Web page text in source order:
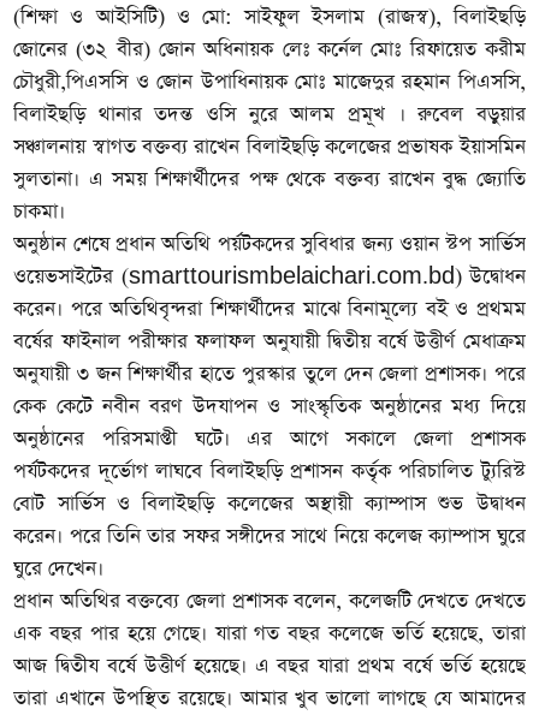
(শিক্ষা ও আইসিটি) ও মো: সাইফুল ইসলাম (রাজস্ব), বিলাইছড়ি
জোনের (৩২ বীর) জোন অধিনায়ক লেঃ কর্নেল মোঃ রিফায়েত করীম
চৌধুরী,পিএসসি ও জোন উপাধিনায়ক মোঃ মাজেদুর রহমান পিএসসি,
বিলাইছড়ি থানার তদন্ত ওসি নুরে আলম প্রমূখ । রুবেল বড়ুয়ার
সঞ্চালনায় স্বাগত বক্তব্য রাখেন বিলাইছড়ি কলেজের প্রভাষক ইয়াসমিন
সুলতানা। এ সময় শিক্ষার্থীদের পক্ষ থেকে বক্তব্য রাখেন বুদ্ধ জ্যোতি
চাকমা।
অনুষ্ঠান শেষে প্রধান অতিথি পর্য়টকদের সুবিধার জন্য ওয়ান স্টপ সার্ভিস
ওয়েভসাইটের (smarttourismbelaichari.com.bd) উদ্বোধন
করেন। পরে অতিথিবৃন্দরা শিক্ষার্থীদের মাঝে বিনামূল্যে বই ও প্রথমম
বর্ষের ফাইনাল পরীক্ষার ফলাফল অনুযায়ী দ্বিতীয় বর্ষে উত্তীর্ণ মেধাক্রম
অনুযায়ী ৩ জন শিক্ষার্থীর হাতে পুরস্কার তুলে দেন জেলা প্রশাসক। পরে
কেক কেটে নবীন বরণ উদযাপন ও সাংস্কৃতিক অনুষ্ঠানের মধ্য দিয়ে
অনুষ্ঠানের পরিসমাপ্তী ঘটে। এর আগে সকালে জেলা প্রশাসক
পর্যটকদের দূর্ভোগ লাঘবে বিলাইছড়ি প্রশাসন কর্তৃক পরিচালিত ট্যুরিস্ট
বোট সার্ভিস ও বিলাইছড়ি কলেজের অস্থায়ী ক্যাম্পাস শুভ উদ্বাধন
করেন। পরে তিনি তার সফর সঙ্গীদের সাথে নিয়ে কলেজ ক্যাম্পাস ঘুরে
ঘুরে দেখেন।
প্রধান অতিথির বক্তব্যে জেলা প্রশাসক বলেন, কলেজটি দেখতে দেখতে
এক বছর পার হয়ে গেছে। যারা গত বছর কলেজে ভর্তি হয়েছে, তারা
আজ দ্বিতীয বর্ষে উত্তীর্ণ হয়েছে। এ বছর যারা প্রথম বর্ষে ভর্তি হয়েছে
তারা এখানে উপস্থিত রয়েছে। আমার খুব ভালো লাগছে যে আমাদের